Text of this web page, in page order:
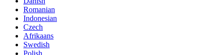
Romanian
Indonesian
Czech
Afrikaans
Swedish
Polish